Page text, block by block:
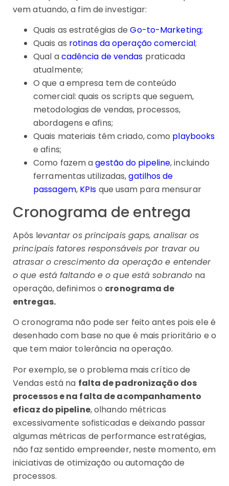
vem atuando, a fim de investigar:
Quais as estratégias deGo-to-Marketing;
Quais as rotinas da operação comercial;
Qual acadência de vendas praticada
atualmente;
O que a empresa tem de conteúdo
comercial: quais os scripts que seguem,
metodologias de vendas, processos,
abordagens e afins;
Quais materiais têm criado, como playbooks
e afins;
Como fazem agestão do pipeline, incluindo
ferramentas utilizadas,gatilhos de
passagem, KPIs que usam para mensurar
Cronograma de entrega
Após levantar os principais gaps, analisar os
principais fatores responsáveis por travar ou
atrasar o crescimento da operação e entender
o que está faltando e o que está sobrando na
operação, definimos o cronograma de
entregas.
O cronograma não pode ser feito antes pois ele é
desenhado com base no que é mais prioritário e o
que tem maior tolerância na operação.
Por exemplo, se o problema mais crítico de
Vendas está na falta de padronização dos
processos e na falta de acompanhamento
eficaz do pipeline, olhando métricas
excessivamente sofisticadas e deixando passar
algumas métricas de performance estratégias,
não faz sentido empreender, neste momento, em
iniciativas de otimização ou automação de
processos.